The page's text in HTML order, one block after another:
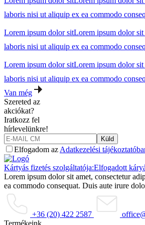
laboris nisi ut aliquip ex ea commodo
Lorem ipsum dolor sitLorem ipsum dolor
laboris nisi ut aliquip ex ea commodo
Lorem ipsum dolor sitLorem ipsum dolor
laboris nisi ut aliquip ex ea commodo
Van még
Szereted az
akciókat?
Iratkozz fel
hírlevelünkre!
Küld
Elfogadom az Adatkezelési
Kártyás fizetés szolgáltatója:Elfogadott
Lorem ipsum dolor sit amet, consectetur
ea commodo consequat. Duis aute irure
+36 (20) 422 2587
Termékeink